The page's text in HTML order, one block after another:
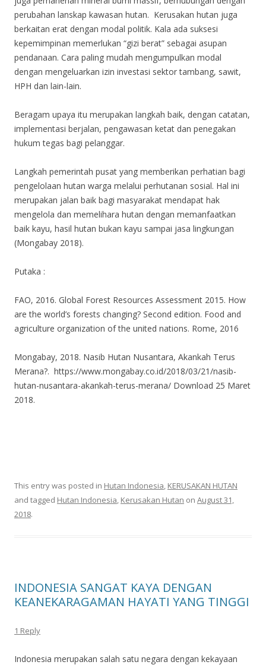
perubahan lanskap kawasan hutan. Kerusakan hutan juga
berkaitan erat dengan modal politik. Kala ada suksesi
kepemimpinan memerlukan “gizi berat” sebagai asupan
pendanaan. Cara paling mudah mengumpulkan modal
dengan mengeluarkan izin investasi sektor tambang, sawit,
HPH dan lain-lain.
Beragam upaya itu merupakan langkah baik, dengan catatan,
implementasi berjalan, pengawasan ketat dan penegakan
hukum tegas bagi pelanggar.
Langkah pemerintah pusat yang memberikan perhatian bagi
pengelolaan hutan warga melalui perhutanan sosial. Hal ini
merupakan jalan baik bagi masyarakat mendapat hak
mengelola dan memelihara hutan dengan memanfaatkan
baik kayu, hasil hutan bukan kayu sampai jasa lingkungan
(Mongabay 2018).
Putaka :
FAO, 2016. Global Forest Resources Assessment 2015. How
are the world’s forests changing? Second edition. Food and
agriculture organization of the united nations. Rome, 2016
Mongabay, 2018. Nasib Hutan Nusantara, Akankah Terus
Merana?. https://www.mongabay.co.id/2018/03/21/nasib-
hutan-nusantara-akankah-terus-merana/ Download 25 Maret
2018.
This entry was posted in Hutan Indonesia, KERUSAKAN HUTAN
and tagged Hutan Indonesia, Kerusakan Hutan on August 31,
2018.
INDONESIA SANGAT KAYA DENGAN
KEANEKARAGAMAN HAYATI YANG TINGGI
1 Reply
Indonesia merupakan salah satu negara dengan kekayaan